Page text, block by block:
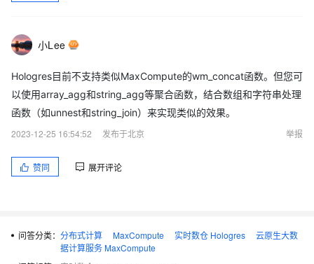
小Lee
Hologres目前不支持类似MaxCompute的wm_concat函数。但您可
以使用array_agg和string_agg等聚合函数，结合数组和字符串处理
函数（如unnest和string_join）来实现类似的效果。
2023-12-25 16:54:52
发布于北京 举报
赞同 展开评论
问答分类： 分布式计算 MaxCompute 实时数仓 Hologres
云原生大数
据计算服务 MaxCompute